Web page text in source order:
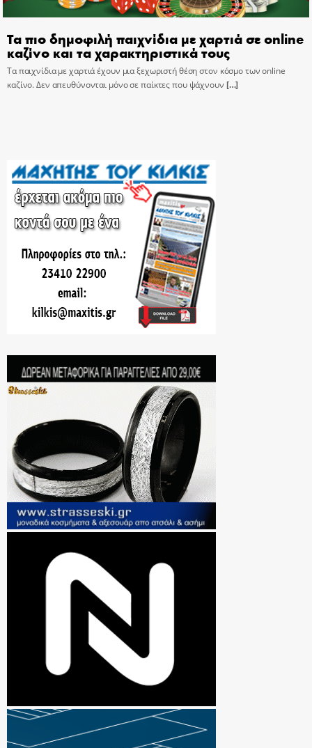
Τα πιο δημοφιλή παιχνίδια με χαρτιά σε online
καζίνο και τα χαρακτηριστικά τους
Τα παιχνίδια με χαρτιά έχουν μια ξεχωριστή θέση στον κόσμο των online
καζίνο. Δεν απευθύνονται μόνο σε παίκτες που ψάχνουν […]